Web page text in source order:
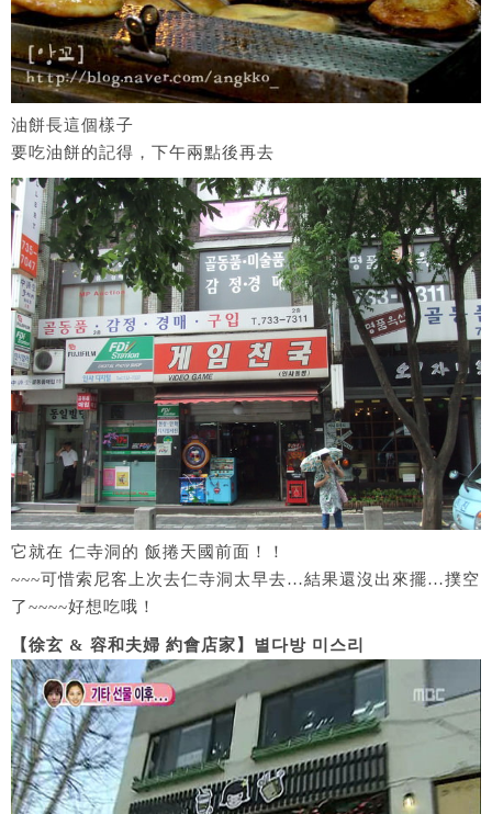
油餅長這個樣子
要吃油餅的記得，下午兩點後再去
它就在 仁寺洞的 飯捲天國前面！！
~~~可惜索尼客上次去仁寺洞太早去…結果還沒出來擺…撲空
了~~~~好想吃哦！
【徐玄 & 容和夫婦 約會店家】별다방 미스리